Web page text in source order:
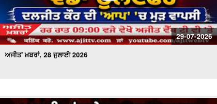
29-07-2026
ਅਜੀਤ' ਖ਼ਬਰਾਂ, 28 ਜੁਲਾਈ 2026